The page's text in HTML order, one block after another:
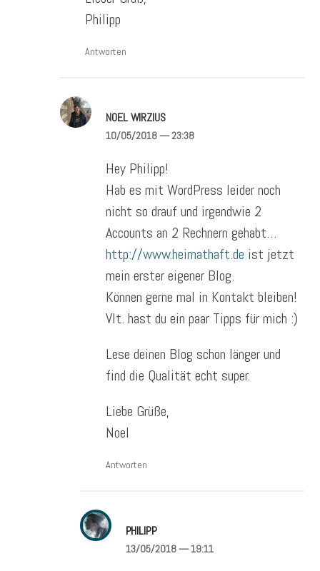
Philipp
Antworten
NOEL WIRZIUS
10/05/2018— 23:38
Hey Philipp!
Hab es mit WordPress leider noch
nicht so drauf und irgendwie 2
Accounts an 2 Rechnern gehabt…
http://www.heimathaft.de ist jetzt
mein erster eigener Blog.
Können gerne mal in Kontakt bleiben!
Vlt. hast du ein paar Tipps für mich :)
Lese deinen Blog schon länger und
find die Qualität echt super.
Liebe Grüße,
Noel
Antworten
PHILIPP
13/05/2018— 19:11